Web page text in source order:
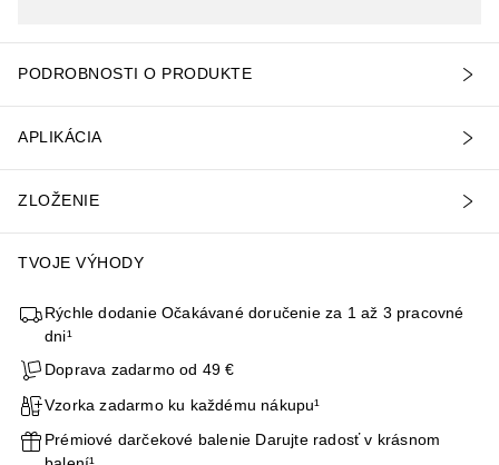
PODROBNOSTI O PRODUKTE
APLIKÁCIA
ZLOŽENIE
TVOJE VÝHODY
Rýchle dodanie Očakávané doručenie za 1 až 3 pracovné
dni¹
Doprava zadarmo od 49 €
Vzorka zadarmo ku každému nákupu¹
Prémiové darčekové balenie Darujte radosť v krásnom